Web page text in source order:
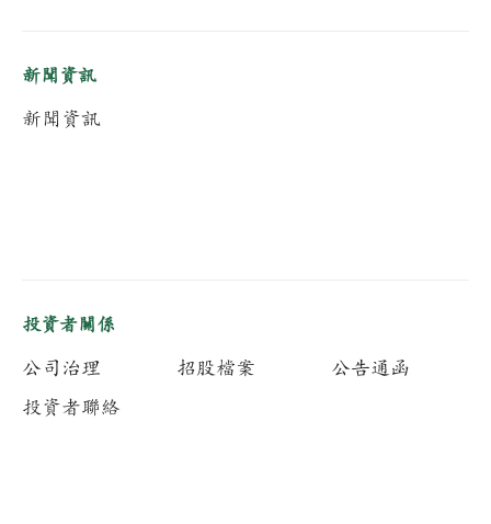
新聞資訊
新聞資訊
投資者關係
公司治理 招股檔案
公告通函
投資者聯絡